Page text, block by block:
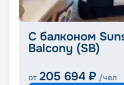
С балконом
Balcony (SB)
от 205 694 ₽ /чел